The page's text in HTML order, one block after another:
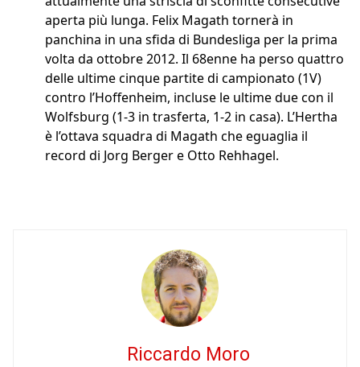
aperta più lunga. Felix Magath tornerà in
panchina in una sfida di Bundesliga per la prima
volta da ottobre 2012. Il 68enne ha perso quattro
delle ultime cinque partite di campionato (1V)
contro l’Hoffenheim, incluse le ultime due con il
Wolfsburg (1-3 in trasferta, 1-2 in casa). L’Hertha
è l’ottava squadra di Magath che eguaglia il
record di Jorg Berger e Otto Rehhagel.
Riccardo Moro